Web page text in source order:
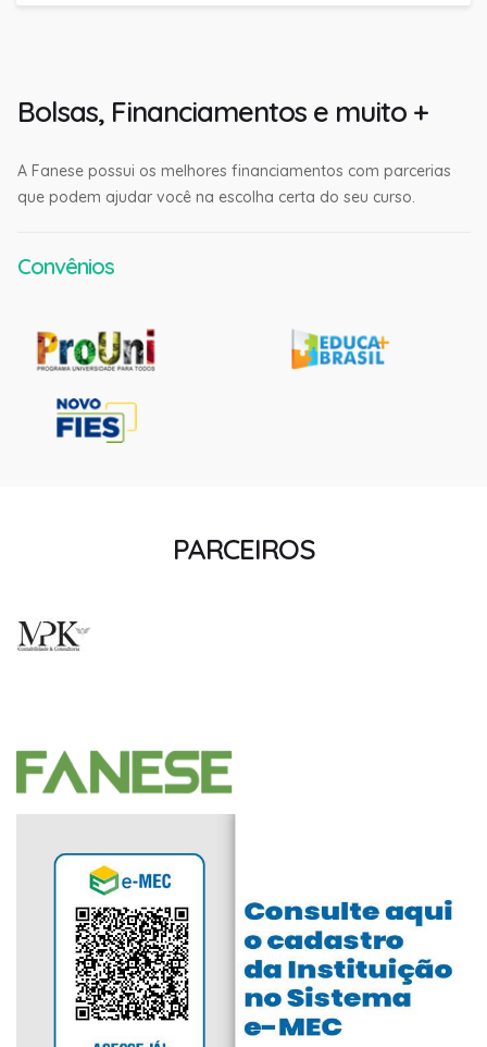
Bolsas, Financiamentos e muito +
A Fanese possui os melhores financiamentos com parcerias
que podem ajudar você na escolha certa do seu curso.
Convênios
PARCEIROS